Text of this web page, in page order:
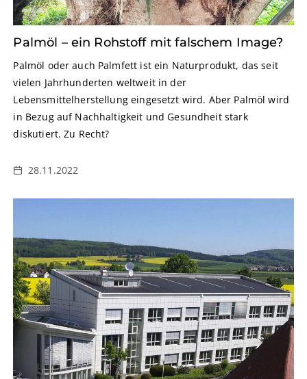
Palmöl – ein Rohstoff mit falschem Image?
Palmöl oder auch Palmfett ist ein Naturprodukt, das seit
vielen Jahrhunderten weltweit in der
Lebensmittelherstellung eingesetzt wird. Aber Palmöl wird
in Bezug auf Nachhaltigkeit und Gesundheit stark
diskutiert. Zu Recht?
28.11.2022